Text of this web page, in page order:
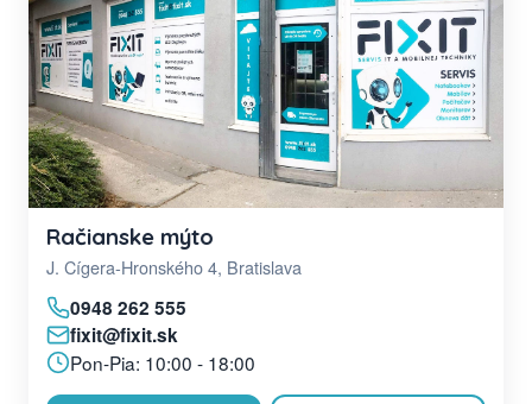
Račianske mýto
J. Cígera-Hronského 4, Bratislava
0948 262 555
fixit@fixit.sk
Pon-Pia: 10:00 - 18:00